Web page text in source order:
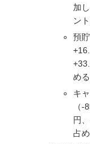
加
ント
預
め
キ
（
円
占